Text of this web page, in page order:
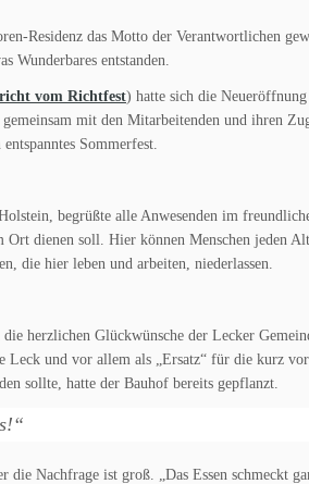
Residenz das Motto der Verantwortlichen
Wunderbares entstanden.
vom Richtfest) hatte sich die
mit den Mitarbeitenden und ihren
Sommerfest.
begrüßte alle Anwesenden im
dienen soll. Hier können Menschen jeden
die hier leben und arbeiten, niederlassen.
herzlichen Glückwünsche der Lecker
Leck und vor allem als „Ersatz“ für die kurz
sollte, hatte der Bauhof bereits gepflanzt.
Nachfrage ist groß. „Das Essen schmeckt